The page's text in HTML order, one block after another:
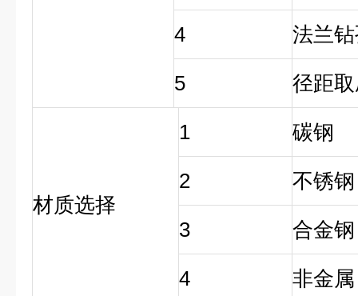
4 法兰
5 径距
材质选择
1 碳钢
2 不锈钢
3 合金钢
4 非金属